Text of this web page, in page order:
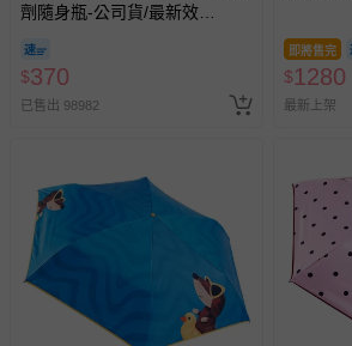
商品如因「價格、組合」等錯誤原因
會主動以簡訊及mail通知訂單取消事
償。
劑隨身瓶-公司貨/最新效
$370
已售出 98982
即將售完
$1280
最新上架